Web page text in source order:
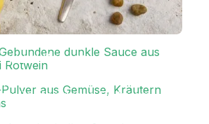
und Kapern
und Rotwein